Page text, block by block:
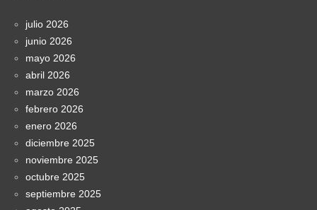
julio 2026
junio 2026
mayo 2026
abril 2026
marzo 2026
febrero 2026
enero 2026
diciembre 2025
noviembre 2025
octubre 2025
septiembre 2025